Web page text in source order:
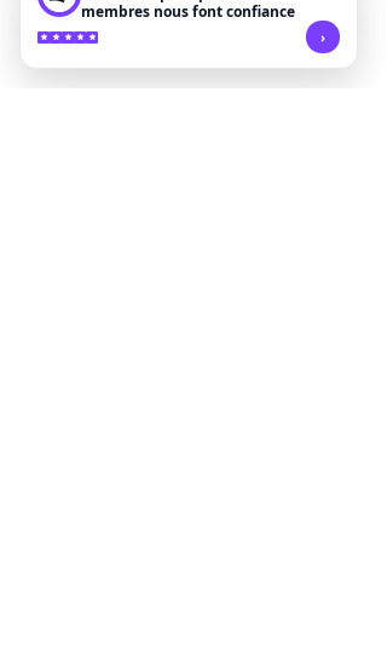
membres nous font confiance
›